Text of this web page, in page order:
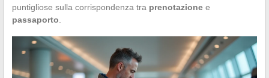
puntigliose sulla corrispondenza tra prenotazionee
passaporto